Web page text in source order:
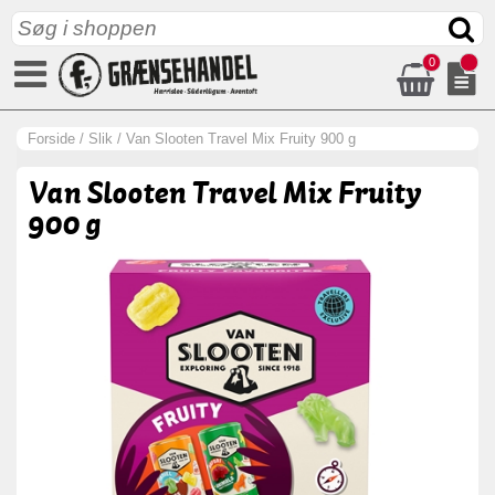
0
Forside / Slik / Van Slooten Travel Mix Fruity 900 g
Van Slooten Travel Mix Fruity
900 g